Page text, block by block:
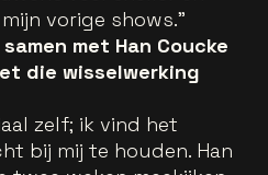
vorige shows.”
met Han Coucke
die wisselwerking
zelf; ik vind het
bij mij te houden. Han